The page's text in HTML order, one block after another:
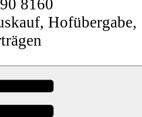
8160
Hofübergabe,
und